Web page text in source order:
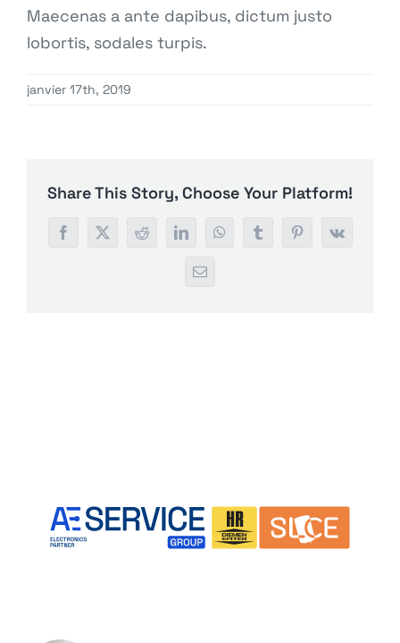
Rechercher:
Maecenas a ante dapibus, dictum justo
lobortis, sodales turpis.
janvier 17th, 2019
Share This Story, Choose Your Platform!
Facebook
X RedditLinkedInWhatsAppTumblrPinterest
Vk
Email